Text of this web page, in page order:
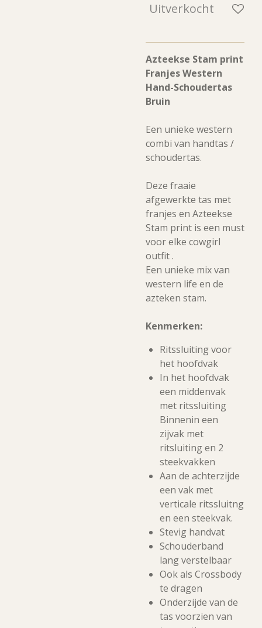
Uitverkocht
Azteekse Stam print
Franjes Western
Hand-Schoudertas
Bruin
Een unieke western
combi van handtas /
schoudertas.
Deze fraaie
afgewerkte tas met
franjes en Azteekse
Stam print is een must
voor elke cowgirl
outfit .
Een unieke mix van
western life en de
azteken stam.
Kenmerken:
Ritssluiting voor
het hoofdvak
In het hoofdvak
een middenvak
met ritssluiting
Binnenin een
zijvak met
ritsluiting en 2
steekvakken
Aan de achterzijde
een vak met
verticale ritssluitng
en een steekvak.
Stevig handvat
Schouderband
lang verstelbaar
Ook als Crossbody
te dragen
Onderzijde van de
tas voorzien van